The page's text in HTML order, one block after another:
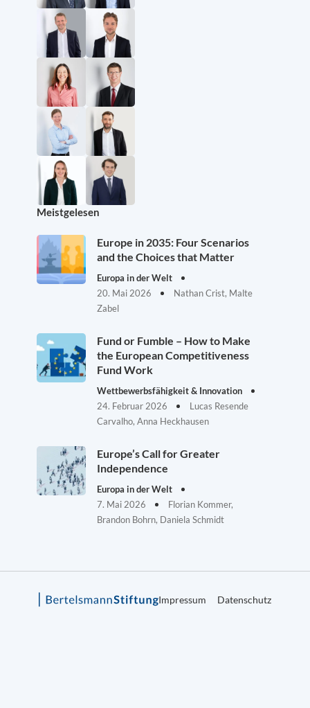
Meistgelesen
Europe in 2035: Four Scenarios
and the Choices that Matter
Europa in der Welt
20. Mai 2026
Nathan Crist, Malte
Zabel
Fund or Fumble – How to Make
the European Competitiveness
Fund Work
Wettbewerbsfähigkeit & Innovation
24. Februar 2026
Lucas Resende
Carvalho, Anna Heckhausen
Europe’s Call for Greater
Independence
Europa in der Welt
7. Mai 2026
Florian Kommer,
Brandon Bohrn, Daniela Schmidt
Impressum Datenschutz